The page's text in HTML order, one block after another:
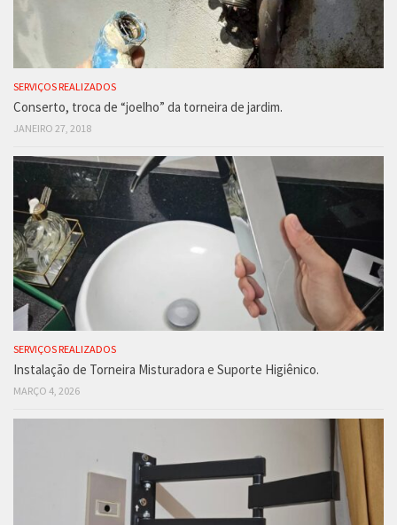
SERVIÇOS REALIZADOS
Conserto, troca de “joelho” da torneira de jardim.
JANEIRO 27, 2018
SERVIÇOS REALIZADOS
Instalação de Torneira Misturadora e Suporte Higiênico.
MARÇO 4, 2026